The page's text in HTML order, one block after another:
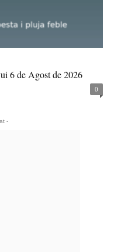
6 de Agost de 2026
0
-